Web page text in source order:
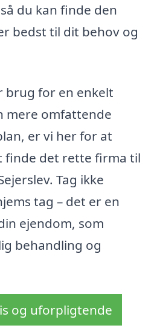
du kan finde den
bedst til dit behov og
brug for en enkelt
mere omfattende
er vi her for at
finde det rette firma til
Tag ikke
tag – det er en
ejendom, som
behandling og
og uforpligtende